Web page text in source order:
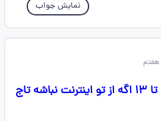
نمایش جواب
نمونه سوال از درس ۸ تا ۱۳ اگه از تو اینترنت نباشه تاج